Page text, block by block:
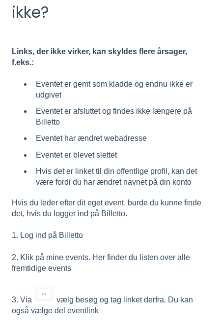
ikke?
Links, der ikke virker, kan skyldes flere årsager,
f.eks.:
Eventet er gemt som kladde og endnu ikke er
udgivet
Eventet er afsluttet og findes ikke længere på
Billetto
Eventet har ændret webadresse
Eventet er blevet slettet
Hvis det er linket til din offentlige profil, kan det
være fordi du har ændret navnet på din konto
Hvis du leder efter dit eget event, burde du kunne finde
det, hvis du logger ind på Billetto.
1. Log ind på Billetto
2. Klik på mine events. Her finder du listen over alle
fremtidige events
3. Via
vælg besøg og tag linket derfra. Du kan
også vælge del eventlink